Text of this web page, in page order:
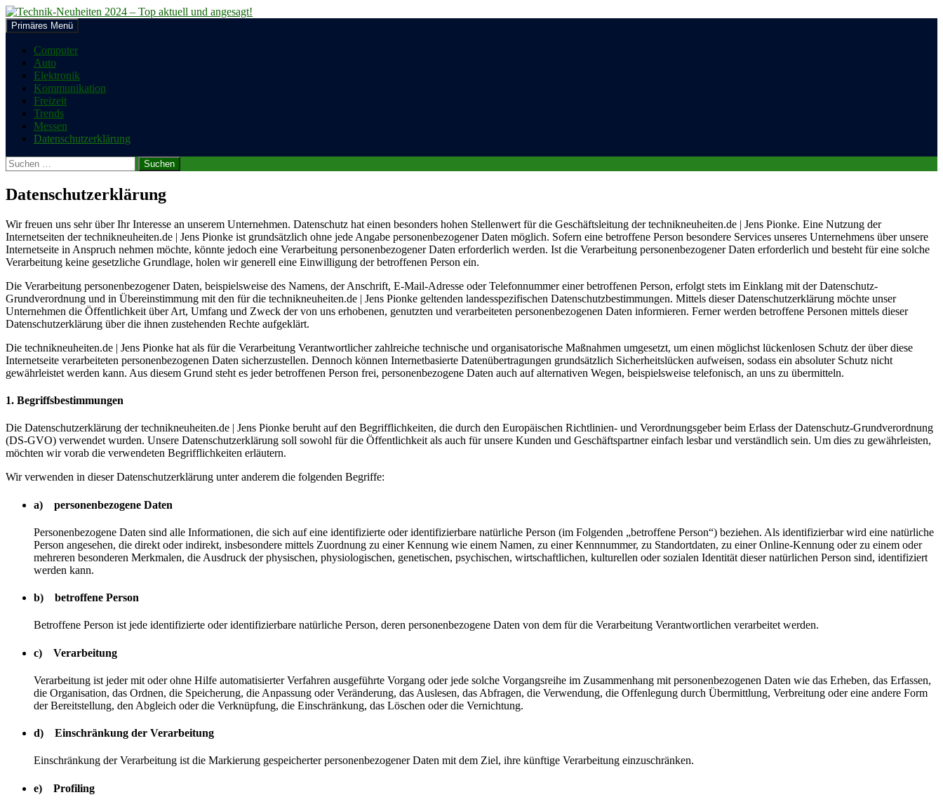
Zum
Inhalt
springen
Technik-Neuheiten 2024 – Top aktuell und angesagt!
Suchen
Primäres Menü
Computer
Auto
Elektronik
Kommunikation
Freizeit
Trends
Messen
Datenschutzerklärung
Suchen
nach:
Datenschutzerklärung
Wir freuen uns sehr über Ihr Interesse an unserem Unternehmen. Datenschutz hat einen besonders hohen Stellenwert für die Geschäftsleitung der technikneuheiten.de | Jens Pionke. Eine Nutzung der
Internetseiten der technikneuheiten.de | Jens Pionke ist grundsätzlich ohne jede Angabe personenbezogener Daten möglich. Sofern eine betroffene Person besondere Services unseres Unternehmens über unsere
Internetseite in Anspruch nehmen möchte, könnte jedoch eine Verarbeitung personenbezogener Daten erforderlich werden. Ist die Verarbeitung personenbezogener Daten erforderlich und besteht für eine solche
Verarbeitung keine gesetzliche Grundlage, holen wir generell eine Einwilligung der betroffenen Person ein.
Die Verarbeitung personenbezogener Daten, beispielsweise des Namens, der Anschrift, E-Mail-Adresse oder Telefonnummer einer betroffenen Person, erfolgt stets im Einklang mit der Datenschutz-
Grundverordnung und in Übereinstimmung mit den für die technikneuheiten.de | Jens Pionke geltenden landesspezifischen Datenschutzbestimmungen. Mittels dieser Datenschutzerklärung möchte unser
Unternehmen die Öffentlichkeit über Art, Umfang und Zweck der von uns erhobenen, genutzten und verarbeiteten personenbezogenen Daten informieren. Ferner werden betroffene Personen mittels dieser
Datenschutzerklärung über die ihnen zustehenden Rechte aufgeklärt.
Die technikneuheiten.de | Jens Pionke hat als für die Verarbeitung Verantwortlicher zahlreiche technische und organisatorische Maßnahmen umgesetzt, um einen möglichst lückenlosen Schutz der über diese
Internetseite verarbeiteten personenbezogenen Daten sicherzustellen. Dennoch können Internetbasierte Datenübertragungen grundsätzlich Sicherheitslücken aufweisen, sodass ein absoluter Schutz nicht
gewährleistet werden kann. Aus diesem Grund steht es jeder betroffenen Person frei, personenbezogene Daten auch auf alternativen Wegen, beispielsweise telefonisch, an uns zu übermitteln.
1. Begriffsbestimmungen
Die Datenschutzerklärung der technikneuheiten.de | Jens Pionke beruht auf den Begrifflichkeiten, die durch den Europäischen Richtlinien- und Verordnungsgeber beim Erlass der Datenschutz-Grundverordnung
(DS-GVO) verwendet wurden. Unsere Datenschutzerklärung soll sowohl für die Öffentlichkeit als auch für unsere Kunden und Geschäftspartner einfach lesbar und verständlich sein. Um dies zu gewährleisten,
möchten wir vorab die verwendeten Begrifflichkeiten erläutern.
Wir verwenden in dieser Datenschutzerklärung unter anderem die folgenden Begriffe:
a) personenbezogene Daten
Personenbezogene Daten sind alle Informationen, die sich auf eine identifizierte oder identifizierbare natürliche Person (im Folgenden „betroffene Person“) beziehen. Als identifizierbar wird eine natürliche
Person angesehen, die direkt oder indirekt, insbesondere mittels Zuordnung zu einer Kennung wie einem Namen, zu einer Kennnummer, zu Standortdaten, zu einer Online-Kennung oder zu einem oder
mehreren besonderen Merkmalen, die Ausdruck der physischen, physiologischen, genetischen, psychischen, wirtschaftlichen, kulturellen oder sozialen Identität dieser natürlichen Person sind, identifiziert
werden kann.
b) betroffene Person
Betroffene Person ist jede identifizierte oder identifizierbare natürliche Person, deren personenbezogene Daten von dem für die Verarbeitung Verantwortlichen verarbeitet werden.
c) Verarbeitung
Verarbeitung ist jeder mit oder ohne Hilfe automatisierter Verfahren ausgeführte Vorgang oder jede solche Vorgangsreihe im Zusammenhang mit personenbezogenen Daten wie das Erheben, das Erfassen,
die Organisation, das Ordnen, die Speicherung, die Anpassung oder Veränderung, das Auslesen, das Abfragen, die Verwendung, die Offenlegung durch Übermittlung, Verbreitung oder eine andere Form
der Bereitstellung, den Abgleich oder die Verknüpfung, die Einschränkung, das Löschen oder die Vernichtung.
d) Einschränkung der Verarbeitung
Einschränkung der Verarbeitung ist die Markierung gespeicherter personenbezogener Daten mit dem Ziel, ihre künftige Verarbeitung einzuschränken.
e) Profiling